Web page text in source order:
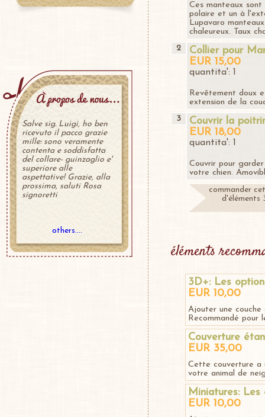
Salve sig. Luigi, ho ben
ricevuto il pacco grazie
mille: sono veramente
contenta e soddisfatta
del collare- guinzaglio e'
superiore alle
aspettative! Grazie, alla
prossima, saluti Rosa
signoretti
others....
Ces manteaux
polaire et un à
Lupavaro
chaleureux. Taux
2
Collier pour
EUR 15,00
quantita': 1
Revêtement doux
extension de la
3
Couvrir la
EUR 18,00
quantita': 1
Couvrir pour
votre chien.
commander
d'éléments
éléments
3D+: Les
EUR 10,00
Ajouter une
Recommandé pour
Couverture
EUR 35,00
Cette couverture a
votre animal de
Miniatures: Les
EUR 10,00